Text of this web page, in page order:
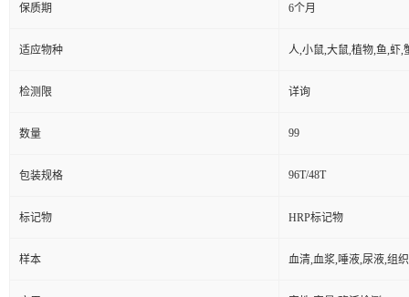
保质期 6个月
适应物种 人,小鼠,大鼠,植物,鱼,虾,
检测限 详询
数量 99
包装规格 96T/48T
标记物 HRP标记物
样本 血清,血浆,唾液,尿液,组